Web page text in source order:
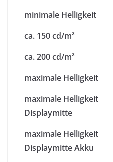
minimale Helligkeit
ca. 150 cd/m²
ca. 200 cd/m²
maximale Helligkeit
maximale Helligkeit
Displaymitte
maximale Helligkeit
Displaymitte Akku